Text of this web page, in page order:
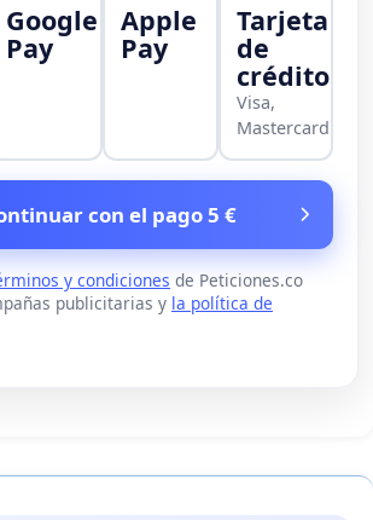
Google
Pay
Apple
Pay
Tarjeta
de
crédito
Visa,
Mastercard
con el pago 5 €
y condiciones de Peticiones.co
publicitarias y la política de